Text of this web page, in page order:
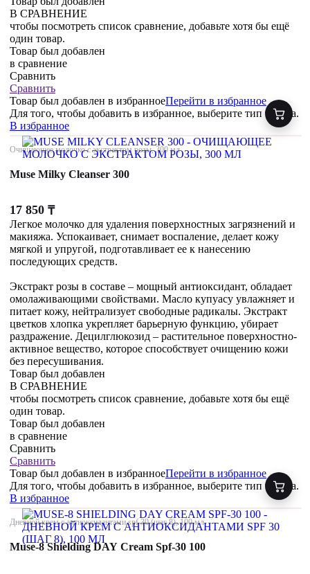
В СРАВНЕНИЕ
чтобы посмотреть список сравнение, добавьте хотя бы ещё
один товар.
Товар был добавлен
в сравнение
Сравнить
Сравнить
Товар был добавлен в избранноеПерейти в избранное
Для того, чтобы добавить в избранное, выберите тип товара.
В избранное
Очищающее молочко с экстрактом розы, 300 мл
Muse Milky Cleanser 300
17 850 ₸
Легкое молочко для удаления поверхностных загрязнений и
макияжа. Успокаивает, снимает воспаление, делает кожу
мягкой и упругой, подготавливает ее к нанесению
последующих средств.
Экстракт розы в составе – мощный антиоксидант, обладает
омолаживающими свойствами. Масло купуасу увлажняет и
питает кожу, нейтрализует свободные радикалы. Экстракт
цветков хлопка укрепляет барьерную функцию, убирает
раздражение. Децилглюкозид – растительное поверхностно-
активное вещество, которое способствует очищению кожи
без пересушивания.
Товар был добавлен
В СРАВНЕНИЕ
чтобы посмотреть список сравнение, добавьте хотя бы ещё
один товар.
Товар был добавлен
в сравнение
Сравнить
Сравнить
Товар был добавлен в избранноеПерейти в избранное
Для того, чтобы добавить в избранное, выберите тип товара.
В избранное
Дневной крем с антиоксидантами spf 30 (шаг 8), 100 мл
Muse-8 Shielding DAY Cream Spf-30 100